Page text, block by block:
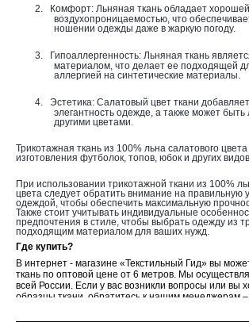
2.
Комфорт: Льняная ткань обладает хорошей
воздухопроницаемостью, что
ношении одежды даже в жаркую погоду.
3.
Гипоаллергенность: Льняная ткань
материалом, что делает ее подходящей
аллергией на синтетические материалы.
4.
Эстетика: Салатовый цвет ткани
элегантность одежде, а также может быть
другими цветами.
Трикотажная ткань из 100% льна салатового
изготовления футболок, топов, юбок и других
При использовании трикотажной ткани из 100%
цвета следует обратить внимание на правильную
одеждой, чтобы обеспечить максимальную
Также стоит учитывать индивидуальные
предпочтения в стиле, чтобы выбрать одежду из
подходящим материалом для ваших нужд.
Где купить?
В интернет - магазине «Текстильный Гид» вы
ткань по оптовой цене от 6 метров. Мы
всей России. Если у вас возникли вопросы или вы
образцы ткани, обратитесь к нашим менеджерам